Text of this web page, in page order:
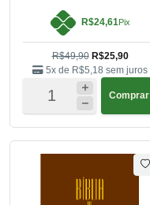
R$24,61Pix
R$49,90 R$25,90
5x de R$5,18 sem juros
Comprar